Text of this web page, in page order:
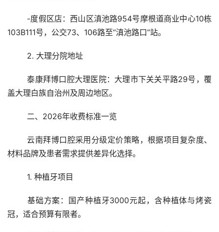
103B111号，公交73、106路至“滇池路口”站。
	2. 大理分院地址
	泰康拜博口腔大理医院：大理市下关关平路29号，覆
盖大理白族自治州及周边地区。
	二、2026年收费标准一览
材料品牌及患者需求提供差异化选择。
	1. 种植牙项目
冠，适合预算有限者。